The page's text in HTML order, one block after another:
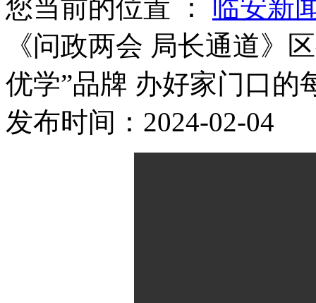
您当前的位置 ： 临安新
《问政两会 局长通道》
优学”品牌 办好家门口的
发布时间：2024-02-04